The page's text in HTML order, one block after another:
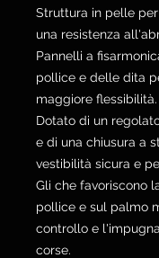
Struttura in pelle
una resistenza
Pannelli a
pollice e delle dita
maggiore flessibilità.
Dotato di un
e di una chiusura a
vestibilità sicura e
Gli che favoriscono
pollice e sul palmo
controllo e
corse.